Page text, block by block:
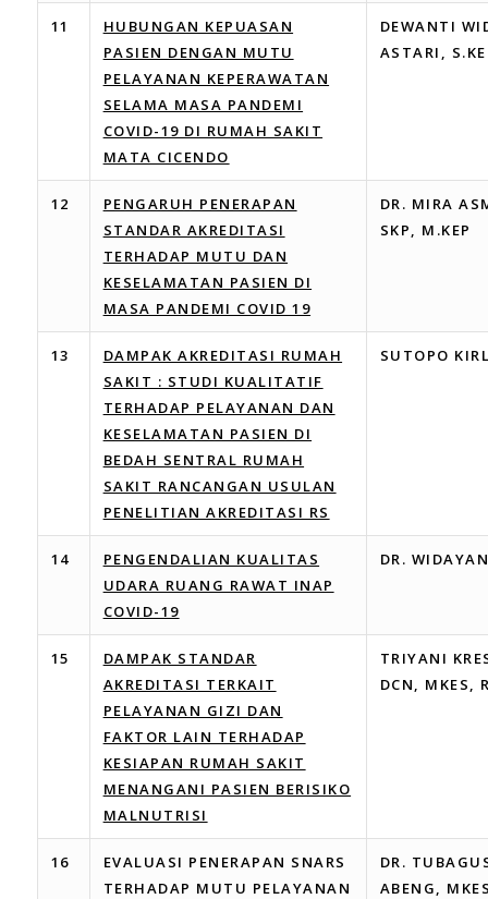
11
HUBUNGAN KEPUASAN
PASIEN DENGAN MUTU
PELAYANAN KEPERAWATAN
SELAMA MASA PANDEMI
COVID-19 DI RUMAH SAKIT
MATA CICENDO
DEWANTI
ASTARI,
12
PENGARUH PENERAPAN
STANDAR AKREDITASI
TERHADAP MUTU DAN
KESELAMATAN PASIEN DI
MASA PANDEMI COVID 19
DR. MIRA
SKP, M.KEP
13
DAMPAK AKREDITASI RUMAH
SAKIT : STUDI KUALITATIF
TERHADAP PELAYANAN DAN
KESELAMATAN PASIEN DI
BEDAH SENTRAL RUMAH
SAKIT RANCANGAN USULAN
PENELITIAN AKREDITASI RS
SUTOPO
14
PENGENDALIAN KUALITAS
UDARA RUANG RAWAT INAP
COVID-19
DR.
15
DAMPAK STANDAR
AKREDITASI TERKAIT
PELAYANAN GIZI DAN
FAKTOR LAIN TERHADAP
KESIAPAN RUMAH SAKIT
MENANGANI PASIEN BERISIKO
MALNUTRISI
TRIYANI
DCN, MKES,
16
EVALUASI PENERAPAN SNARS
TERHADAP MUTU PELAYANAN
DR.
ABENG,